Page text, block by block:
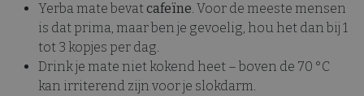
Yerba mate bevatcafeïne. Voor de meeste mensen
is dat prima, maar ben je gevoelig, hou het dan bij 1
tot 3 kopjes per dag.
Drink je mate niet kokend heet – boven de 70 °C
kan irriterend zijn voor je slokdarm.